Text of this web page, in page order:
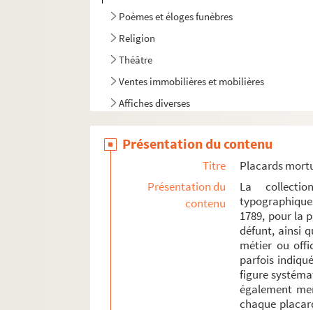
Poèmes et éloges funèbres
Religion
Théâtre
Ventes immobilières et mobilières
Affiches diverses
Présentation du contenu
Titre
Placards
Présentation du
contenu
La
1789, pour la
défunt, ainsi
métier ou
parfois
figure
également
chaque